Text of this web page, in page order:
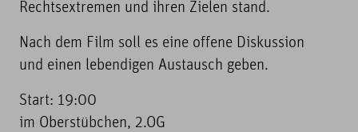
Rechtsextremen und ihren Zielen stand.
Nach dem Film soll es eine offene Diskussion
und einen lebendigen Austausch geben.
Start: 19:00
im Oberstübchen, 2.OG